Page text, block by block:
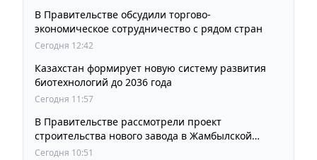
В Правительстве обсудили торгово-
экономическое сотрудничество с рядом стран
Сегодня 12:42
Казахстан формирует новую систему развития
биотехнологий до 2036 года
Сегодня 11:57
В Правительстве рассмотрели проект
строительства нового завода в Жамбылской
области
Сегодня 10:51